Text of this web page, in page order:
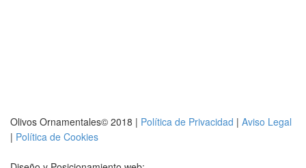
Olivos Ornamentales© 2018 | Política de Privacidad | Aviso Legal
| Política de Cookies